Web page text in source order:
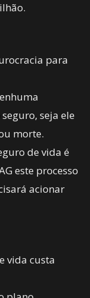
para
seja ele
morte.
de vida é
este processo
acionar
vida custa